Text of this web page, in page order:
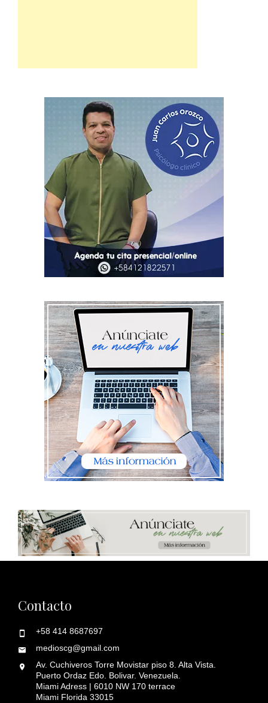
Contacto
+58 414 8687697
medioscg@gmail.com
Av. Cuchiveros Torre Movistar piso 8. Alta Vista.
Puerto Ordaz Edo. Bolivar. Venezuela.
Miami Adress | 6010 NW 170 terrace
Miami Florida 33015